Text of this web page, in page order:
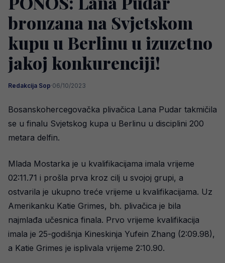
bronzana na Svjetskom
kupu u Berlinu u izuzetno
jakoj konkurenciji!
Redakcija Sop·06/10/2023
Bosanskohercegovačka plivačica Lana Pudar takmičila
se u finalu Svjetskog kupa u Berlinu u disciplini 200
metara delfin.
Mlada Mostarka je u kvalifikacijama imala vrijeme
02:11.71 i prošla prva kroz cilj u svojoj grupi, a
ostvarila je ukupno treće vrijeme u kvalifikacijama. Uz
Amerikanku Katie Grimes, bh. plivačica je bila
najmlađa učesnica finala. Prvo vrijeme kvalifikacija
imala je 25-godišnja Kineskinja Yufein Zhang (2:09.98),
a Katie Grimes je isplivala vrijeme 2:10.90.